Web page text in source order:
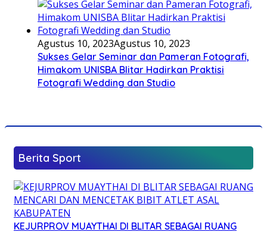
Agustus 10, 2023Agustus 10, 2023
Sukses Gelar Seminar dan Pameran Fotografi,
Himakom UNISBA Blitar Hadirkan Praktisi
Fotografi Wedding dan Studio
Berita Sport
KEJURPROV MUAYTHAI DI BLITAR SEBAGAI RUANG